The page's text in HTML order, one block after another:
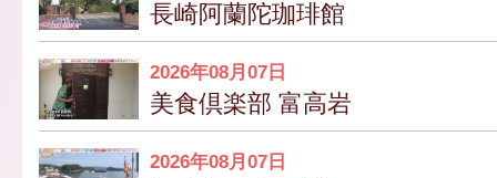
長崎阿蘭陀珈琲館
2026年08月07日
美食倶楽部 富高岩
2026年08月07日